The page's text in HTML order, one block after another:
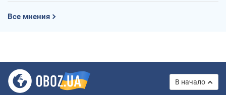
Все мнения
В начало